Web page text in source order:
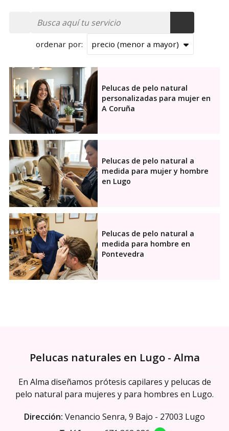
ordenar por:
Todos los servicios
Pelucas de pelo natural a medida para mujer y
hombre
Pelucas oncológicas de cabello natural
Prótesis capilares
Pelucas de pelo natural
personalizadas para mujer en
A Coruña
Pelucas de pelo natural a
medida para mujer y hombre
en Lugo
Pelucas de pelo natural a
medida para hombre en
Pontevedra
Pelucas naturales en Lugo - Alma
En Alma diseñamos prótesis capilares y pelucas de
pelo natural para mujeres y para hombres en Lugo.
Dirección: Venancio Senra, 9 Bajo - 27003 Lugo